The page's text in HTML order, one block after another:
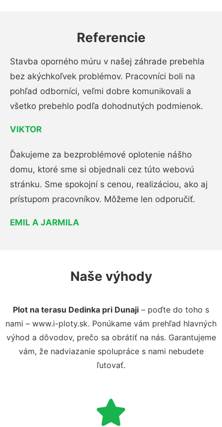
Referencie
Stavba oporného múru v našej záhrade prebehla
bez akýchkoľvek problémov. Pracovníci boli na
pohľad odborníci, veľmi dobre komunikovali a
všetko prebehlo podľa dohodnutých podmienok.
VIKTOR
Ďakujeme za bezproblémové oplotenie nášho
domu, ktoré sme si objednali cez túto webovú
stránku. Sme spokojní s cenou, realizáciou, ako aj
prístupom pracovníkov. Môžeme len odporučiť.
EMIL A JARMILA
Naše výhody
Plot na terasu Dedinka pri Dunaji – poďte do toho s
nami – www.i-ploty.sk. Ponúkame vám prehľad hlavných
výhod a dôvodov, prečo sa obrátiť na nás. Garantujeme
vám, že nadviazanie spolupráce s nami nebudete
ľutovať.